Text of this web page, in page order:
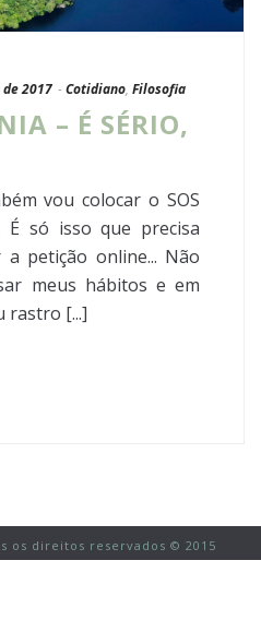
2017 - Cotidiano, Filosofia
– É SÉRIO,
vou colocar o SOS
É só isso que precisa
a petição online... Não
meus hábitos e em
rastro [...]
os direitos reservados © 2015